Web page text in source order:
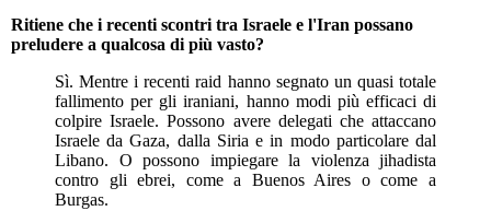
Ritiene che i recenti scontri tra Israele e l'Iran possano
preludere a qualcosa di più vasto?
Sì. Mentre i recenti raid hanno segnato un quasi totale
fallimento per gli iraniani, hanno modi più efficaci di
colpire Israele. Possono avere delegati che attaccano
Israele da Gaza, dalla Siria e in modo particolare dal
Libano. O possono impiegare la violenza jihadista
contro gli ebrei, come a Buenos Aires o come a
Burgas.